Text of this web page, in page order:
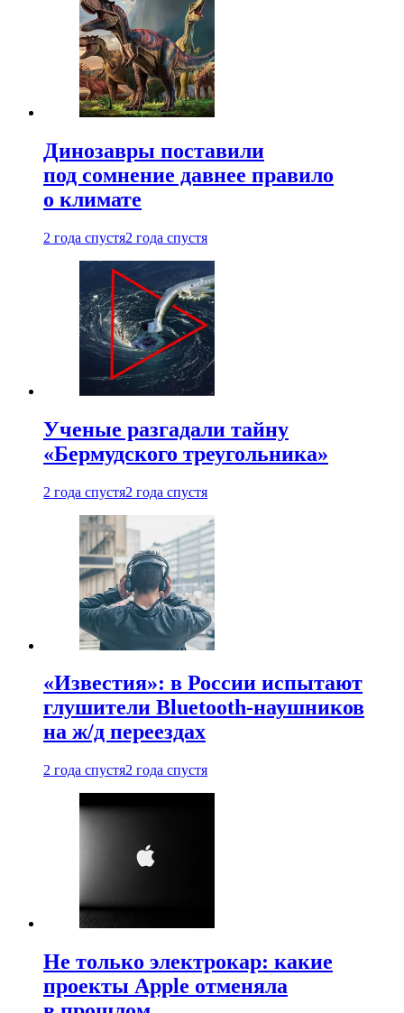
Динозавры поставили
под сомнение давнее правило
о климате
2 года спустя2 года спустя
Ученые разгадали тайну
«Бермудского треугольника»
2 года спустя2 года спустя
«Известия»: в России испытают
глушители Bluetooth-наушников
на ж/д переездах
2 года спустя2 года спустя
Не только электрокар: какие
проекты Apple отменяла